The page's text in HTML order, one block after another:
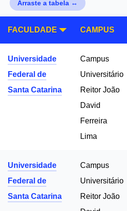
Arraste a tabela ↔
FACULDADE CAMPUS
Universidade
Federal de
Santa Catarina
Campus
Universitário
Reitor João
David
Ferreira
Lima
Universidade
Federal de
Santa Catarina
Campus
Universitário
Reitor João